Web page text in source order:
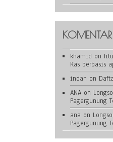
khamid on
Kas berbasis
indah on
ANA on
Pagergunung
ana on
Pagergunung